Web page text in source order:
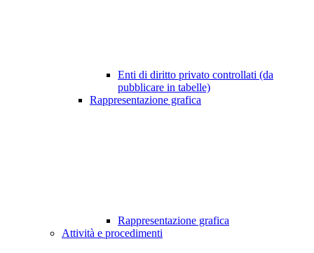
Enti di diritto privato controllati (da
pubblicare in tabelle)
Rappresentazione grafica
Rappresentazione grafica
Attività e procedimenti